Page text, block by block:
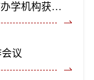
喜报！齐鲁师范学院首个中外合作办学机构获教育部正式批复设立
议